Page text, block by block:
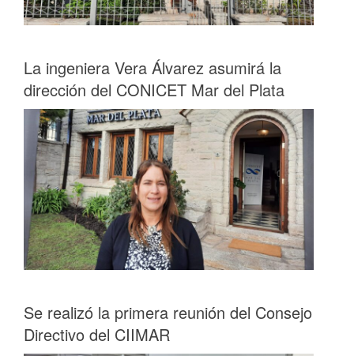
La ingeniera Vera Álvarez asumirá la
dirección del CONICET Mar del Plata
Se realizó la primera reunión del Consejo
Directivo del CIIMAR